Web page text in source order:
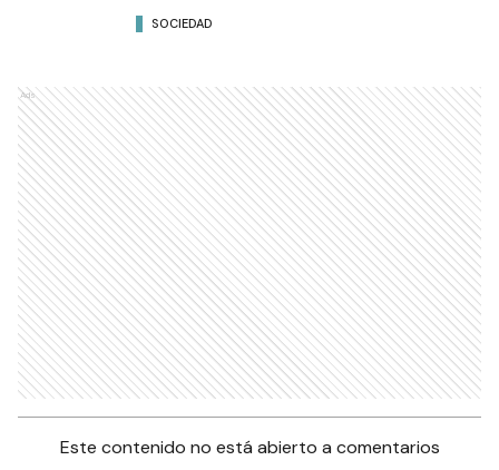
SOCIEDAD
Ads
Este contenido no está abierto a comentarios